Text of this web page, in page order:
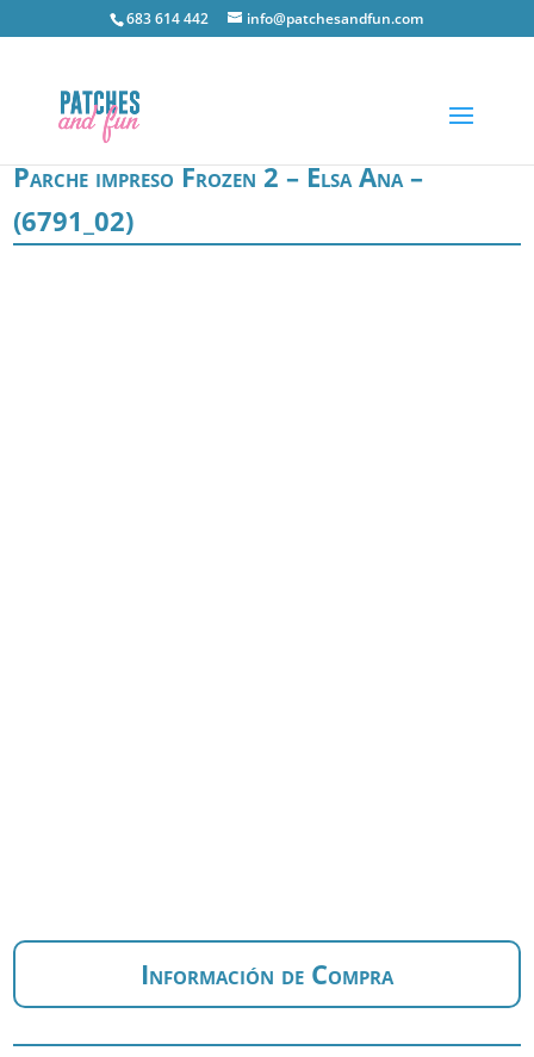
683 614 442 info@patchesandfun.com
Parche impreso Frozen 2 – Elsa Ana –
(6791_02)
Información de Compra